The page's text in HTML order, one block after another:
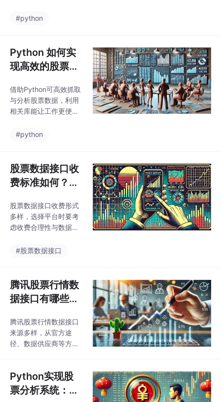
需求的股票，提升投资
#python
Python 如何实
现高效的股票数
有哪些好用的库
推荐？
借助Python可高效抓取
与分析股票数据，利用
相关库能让工作更便
理和可视化股票数据等
#python
股票数据接口收
费标准如何？哪
且数据质量可
靠？
股票数据接口收费形式
多样，选择平台时要考
虑收费合理性与数据质
大，需综合权衡价格、
#股票数据接口
腾讯股票行情数
据接口有哪些？
靠的接口资源？
腾讯股票行情数据接口
来源多样，从官方途
径、数据供应商等方面
资者意义重大。
Python实现股
票分析系统：从